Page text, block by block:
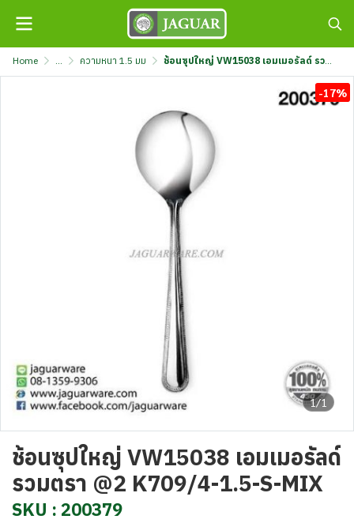
Home ... ความหนา 1.5 มม ช้อนซุปใหญ่ VW15038 เอมเมอรัลด์ รวมตรา @2 K709/4-1.5-S-MIX
1/1
-17%
ช้อนซุปใหญ่ VW15038 เอมเมอรัลด์
รวมตรา @2 K709/4-1.5-S-MIX
SKU : 200379